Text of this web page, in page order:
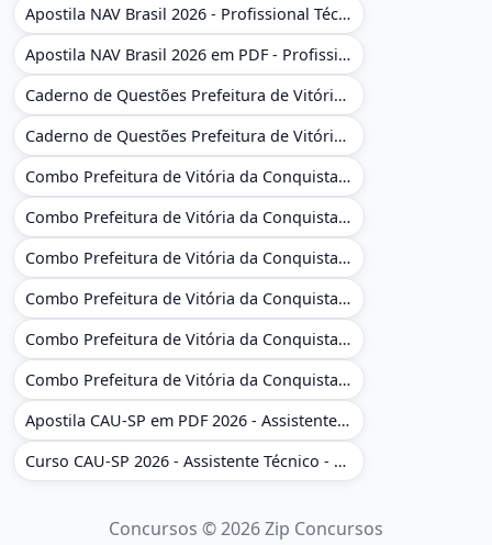
Apostila NAV Brasil 2026 - Profissional Técnico de Navegação Aérea - Operador de Torre de Controle
Apostila NAV Brasil 2026 em PDF - Profissional Técnico de Navegação Aérea - Operador de Torre de Controle
Caderno de Questões Prefeitura de Vitória da Conquista - BA - Conhecimentos Gerais - 450 Questões Gabaritadas
Caderno de Questões Prefeitura de Vitória da Conquista em PDF - BA - Conhecimentos Gerais - 450 Questões Gabaritadas
Combo Prefeitura de Vitória da Conquista - BA 2026 - Monitor Escolar (Educação Infantil e Cobertura das AC'S)
Combo Prefeitura de Vitória da Conquista - BA 2026 - Monitor Escolar (Educação Infantil e Cobertura das AC'S)
Combo Prefeitura de Vitória da Conquista - BA 2026 - Monitor Escolar (Suporte às Crianças com Deficiência)
Combo Prefeitura de Vitória da Conquista - BA 2026 - Monitor Escolar (Suporte às Crianças com Deficiência)
Combo Prefeitura de Vitória da Conquista - BA 2026 - Pedagogo - Zona Urbana e/ou Rural
Combo Prefeitura de Vitória da Conquista - BA 2026 - Pedagogo - Zona Urbana e/ou Rural
Apostila CAU-SP em PDF 2026 - Assistente Técnico - Administrativo
Curso CAU-SP 2026 - Assistente Técnico - Administrativo e Administrativo Regional
Concursos © 2026 Zip Concursos